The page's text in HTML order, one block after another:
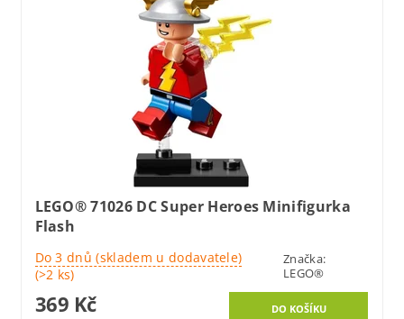
LEGO® 71026 DC Super Heroes Minifigurka
Flash
Do 3 dnů (skladem u dodavatele)
(>2 ks)
Značka:
LEGO®
369 Kč